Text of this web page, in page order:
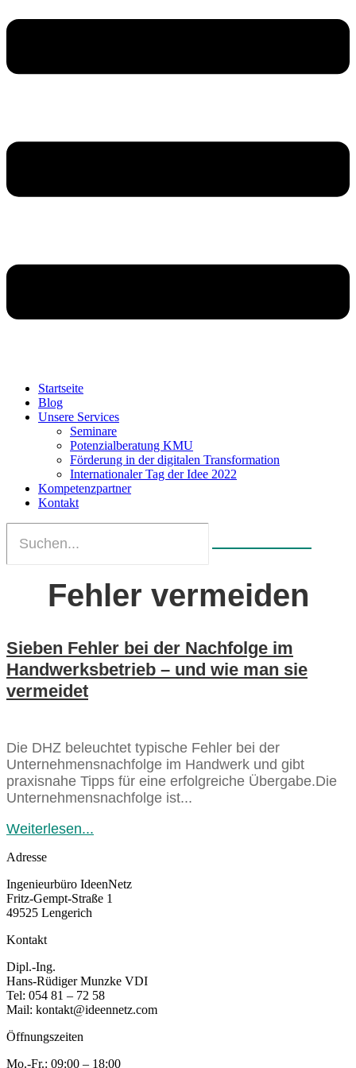
Startseite
Blog
Unsere Services
Seminare
Potenzialberatung KMU
Förderung in der digitalen Transformation
Internationaler Tag der Idee 2022
Kompetenzpartner
Kontakt
Fehler vermeiden
Sieben Fehler bei der Nachfolge im
Handwerksbetrieb – und wie man sie
vermeidet
Die DHZ beleuchtet typische Fehler bei der
Unternehmensnachfolge im Handwerk und gibt
praxisnahe Tipps für eine erfolgreiche Übergabe.Die
Unternehmensnachfolge ist...
Weiterlesen...
Adresse
Ingenieurbüro IdeenNetz
Fritz-Gempt-Straße 1
49525 Lengerich
Kontakt
Dipl.-Ing.
Hans-Rüdiger Munzke VDI
Tel: 054 81 – 72 58
Mail: kontakt@ideennetz.com
Öffnungszeiten
Mo.-Fr.: 09:00 – 18:00